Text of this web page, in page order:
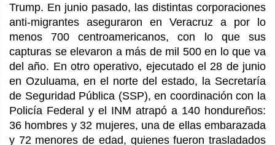
Trump. En junio pasado, las distintas corporaciones
anti-migrantes aseguraron en Veracruz a por lo
menos 700 centroamericanos, con lo que sus
capturas se elevaron a más de mil 500 en lo que va
del año. En otro operativo, ejecutado el 28 de junio
en Ozuluama, en el norte del estado, la Secretaría
de Seguridad Pública (SSP), en coordinación con la
Policía Federal y el INM atrapó a 140 hondureños:
36 hombres y 32 mujeres, una de ellas embarazada
y 72 menores de edad, quienes fueron trasladados